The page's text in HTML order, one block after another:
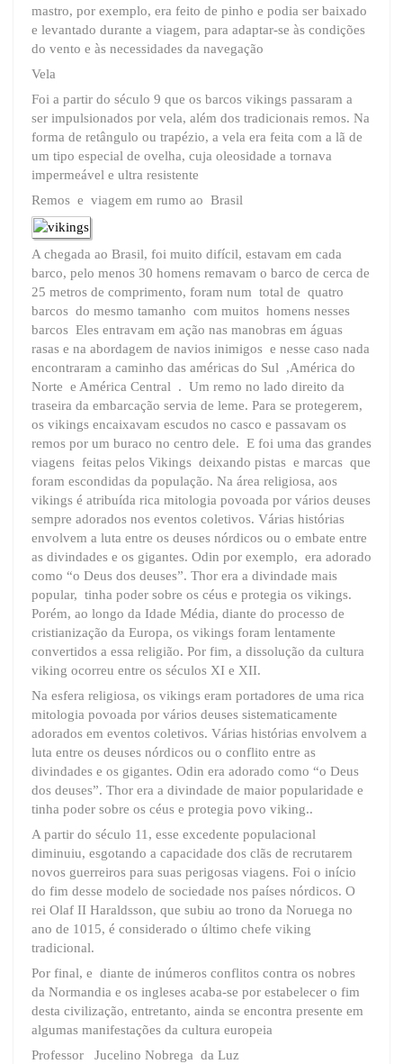
mastro, por exemplo, era feito de pinho e podia ser baixado
e levantado durante a viagem, para adaptar-se às condições
do vento e às necessidades da navegação
Vela
Foi a partir do século 9 que os barcos vikings passaram a
ser impulsionados por vela, além dos tradicionais remos. Na
forma de retângulo ou trapézio, a vela era feita com a lã de
um tipo especial de ovelha, cuja oleosidade a tornava
impermeável e ultra resistente
Remos e viagem em rumo ao Brasil
A chegada ao Brasil, foi muito difícil, estavam em cada
barco, pelo menos 30 homens remavam o barco de cerca de
25 metros de comprimento, foram num total de quatro
barcos do mesmo tamanho com muitos homens nesses
barcos Eles entravam em ação nas manobras em águas
rasas e na abordagem de navios inimigos e nesse caso nada
encontraram a caminho das américas do Sul ,América do
Norte e América Central . Um remo no lado direito da
traseira da embarcação servia de leme. Para se protegerem,
os vikings encaixavam escudos no casco e passavam os
remos por um buraco no centro dele. E foi uma das grandes
viagens feitas pelos Vikings deixando pistas e marcas que
foram escondidas da população. Na área religiosa, aos
vikings é atribuída rica mitologia povoada por vários deuses
sempre adorados nos eventos coletivos. Várias histórias
envolvem a luta entre os deuses nórdicos ou o embate entre
as divindades e os gigantes. Odin por exemplo, era adorado
como “o Deus dos deuses”. Thor era a divindade mais
popular, tinha poder sobre os céus e protegia os vikings.
Porém, ao longo da Idade Média, diante do processo de
cristianização da Europa, os vikings foram lentamente
convertidos a essa religião. Por fim, a dissolução da cultura
viking ocorreu entre os séculos XI e XII.
Na esfera religiosa, os vikings eram portadores de uma rica
mitologia povoada por vários deuses sistematicamente
adorados em eventos coletivos. Várias histórias envolvem a
luta entre os deuses nórdicos ou o conflito entre as
divindades e os gigantes. Odin era adorado como “o Deus
dos deuses”. Thor era a divindade de maior popularidade e
tinha poder sobre os céus e protegia povo viking..
A partir do século 11, esse excedente populacional
diminuiu, esgotando a capacidade dos clãs de recrutarem
novos guerreiros para suas perigosas viagens. Foi o início
do fim desse modelo de sociedade nos países nórdicos. O
rei Olaf II Haraldsson, que subiu ao trono da Noruega no
ano de 1015, é considerado o último chefe viking
tradicional.
Por final, e diante de inúmeros conflitos contra os nobres
da Normandia e os ingleses acaba-se por estabelecer o fim
desta civilização, entretanto, ainda se encontra presente em
algumas manifestações da cultura europeia
Professor Jucelino Nobrega da Luz